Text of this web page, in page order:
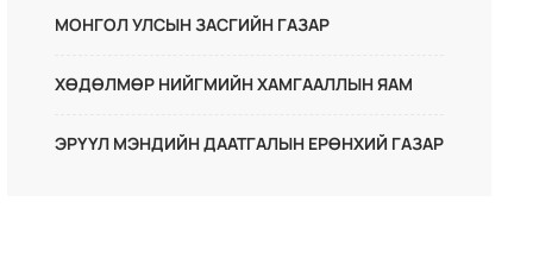
МОНГОЛ УЛСЫН ЗАСГИЙН ГАЗАР
ХӨДӨЛМӨР НИЙГМИЙН ХАМГААЛЛЫН ЯАМ
ЭРҮҮЛ МЭНДИЙН ДААТГАЛЫН ЕРӨНХИЙ ГАЗАР